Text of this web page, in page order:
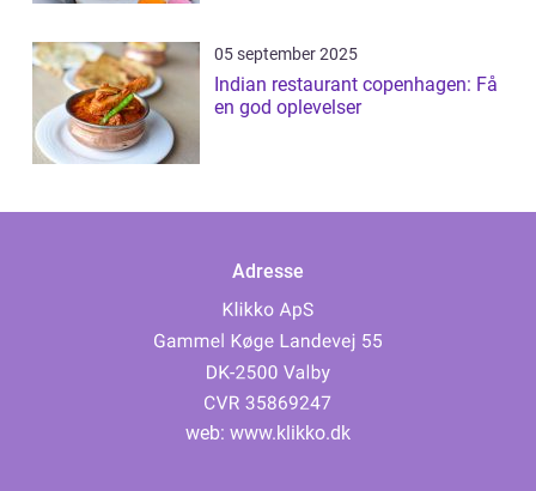
05 september 2025
Indian restaurant copenhagen: Få
en god oplevelser
Adresse
web: www.klikko.dk